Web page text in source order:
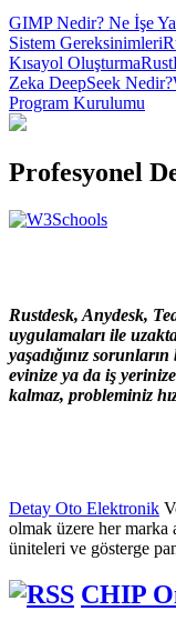
GIMP Nedir? Ne İşe
Sistem Gereksinimleri
Kısayol Oluşturma
Zeka DeepSeek Nedir?
Program Kurulumu
Profesyonel
Rustdesk, Anydesk,
uygulamaları ile
yaşadığınız
evinize ya da iş
kalmaz, probleminiz
Detay Oto Elektronik
olmak üzere her marka
üniteleri ve gösterge
CHIP